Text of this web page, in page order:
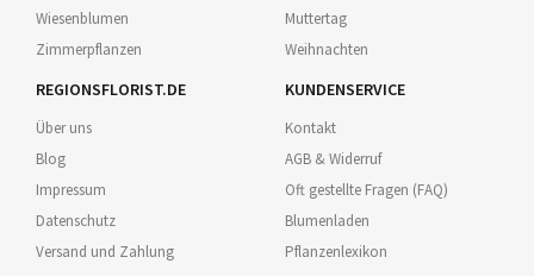
Wiesenblumen
Zimmerpflanzen
Muttertag
Weihnachten
REGIONSFLORIST.DE
Über uns
Blog
Impressum
Datenschutz
Versand und Zahlung
KUNDENSERVICE
Kontakt
AGB & Widerruf
Oft gestellte Fragen (FAQ)
Blumenladen
Pflanzenlexikon